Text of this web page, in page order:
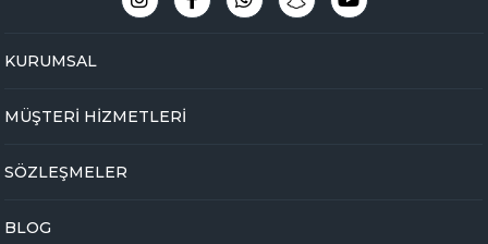
olarak online mağazamız ile hizmet
odaklı,eğitimli ve tecrübeli uzman kadromuz
planda tutarak Çengelköy mağazamızda
bakbunatural.com güvencesi ile devam
KURUMSAL
MÜŞTERİ HİZMETLERİ
SÖZLEŞMELER
BLOG